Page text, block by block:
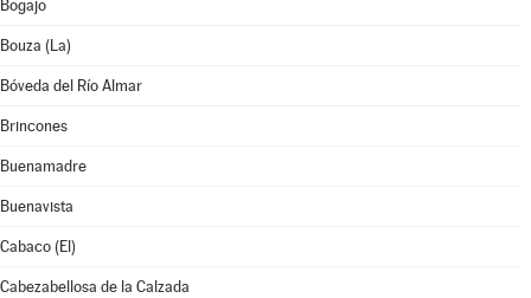
Bogajo
Bouza (La)
Bóveda del Río Almar
Brincones
Buenamadre
Buenavista
Cabaco (El)
Cabezabellosa de la Calzada